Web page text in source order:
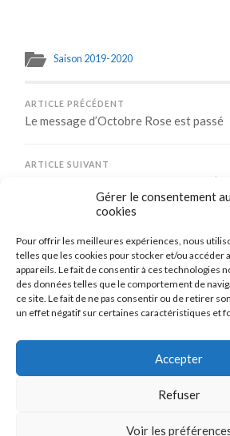
Gérer le consentement
cookies
Pour offrir les meilleures expériences, nous
telles que les cookies pour stocker et/ou accéder
appareils. Le fait de consentir à ces technologies
des données telles que le comportement de
ce site. Le fait de ne pas consentir ou de retirer
un effet négatif sur certaines caractéristiques et
Accepter
Refuser
Voir les
Saison 2019-2020
ARTICLE PRÉCÉDENT
Le message d’Octobre Rose est passé
ARTICLE SUIVANT
Vos points sont à jour pour le mois
Comments are
CONNEXION